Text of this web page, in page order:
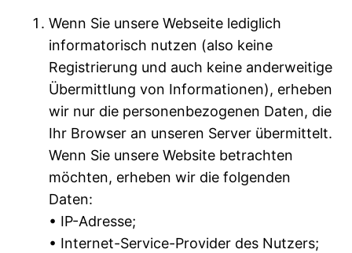
Wenn Sie unsere Webseite lediglich
informatorisch nutzen (also keine
Registrierung und auch keine anderweitige
Übermittlung von Informationen), erheben
wir nur die personenbezogenen Daten, die
Ihr Browser an unseren Server übermittelt.
Wenn Sie unsere Website betrachten
möchten, erheben wir die folgenden
Daten:
• IP-Adresse;
• Internet-Service-Provider des Nutzers;